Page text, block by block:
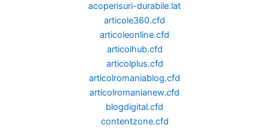
acoperisuri-durabile.lat
articole360.cfd
articoleonline.cfd
articolhub.cfd
articolplus.cfd
articolromaniablog.cfd
articolromanianew.cfd
blogdigital.cfd
contentzone.cfd